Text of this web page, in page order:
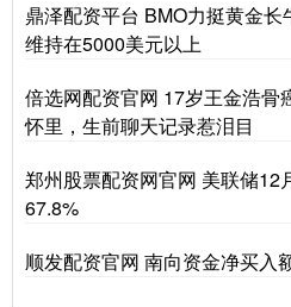
鼎泽配资平台 BMO力挺黄金
维持在5000美元以上
倍选网配资官网 17岁王金浩骨
怀里，生前聊天记录惹泪目
郑州股票配资网官网 美联储12
67.8%
顺发配资官网 南向资金净买入